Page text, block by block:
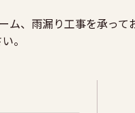
、雨漏り工事を承って
。